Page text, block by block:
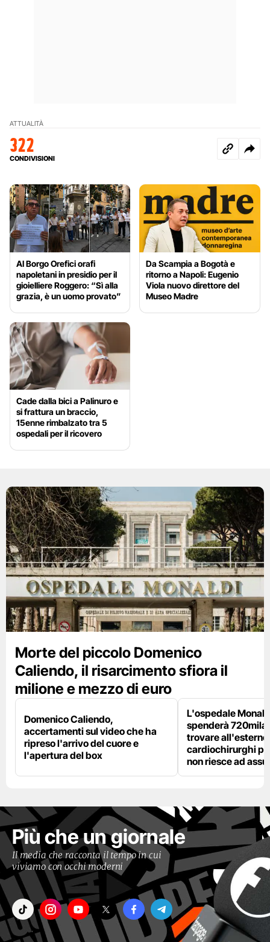
ATTUALITÀ
322
CONDIVISIONI
Al Borgo Orefici orafi
napoletani in presidio per il
gioielliere Roggero: “Sì alla
grazia, è un uomo provato”
Da Scampia a Bogotà e
ritorno a Napoli: Eugenio
Viola nuovo direttore del
Museo Madre
Cade dalla bici a Palinuro e
si frattura un braccio,
15enne rimbalzato tra 5
ospedali per il ricovero
Morte del piccolo Domenico
Caliendo, il risarcimento sfiora il
milione e mezzo di euro
Domenico Caliendo,
accertamenti sul video che ha
ripreso l'arrivo del cuore e
l'apertura del box
L'ospedale
spenderà 720mila
trovare all'esterno
cardiochirurghi
non riesce ad
Più che un giornale
Il media che racconta il tempo in cui
viviamo con occhi moderni